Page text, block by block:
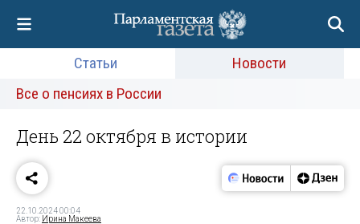
Статьи
Новости
Все о пенсиях в России
День 22 октября в истории
22.10.2024 00:04
Автор: Ирина Макеева